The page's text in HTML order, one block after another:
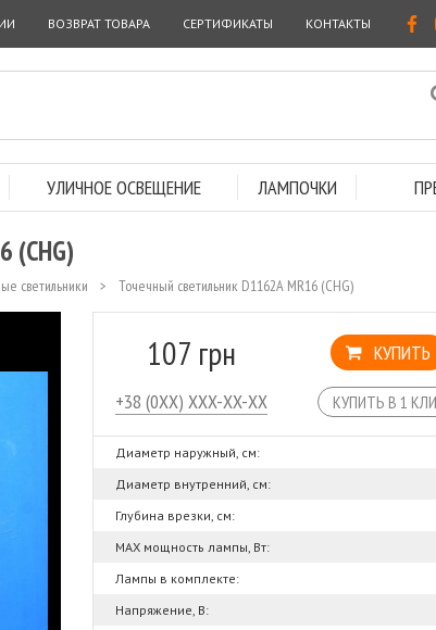
ВОЗВРАТ ТОВАРА СЕРТИФИКАТЫ КОНТАКТЫ
УЛИЧНОЕ ОСВЕЩЕНИЕ ЛАМПОЧКИ
(CHG)
светильники > Точечный светильник D1162A MR16 (CHG)
107 грн КУПИТЬ
КУПИТЬ В 1
Диаметр наружный, см:
Диаметр внутренний, см:
Глубина врезки, см:
MAX мощность лампы, Вт:
Лампы в комплекте:
Напряжение, В: